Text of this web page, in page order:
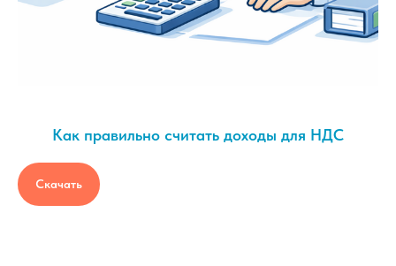
Как правильно считать доходы для НДС
Скачать